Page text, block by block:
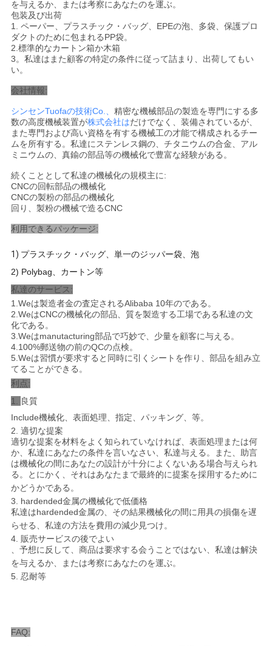
プ
ラ
イ
バ
シ
ー
ポ
リ
シ
ー
を与えるか、または考察にあなたのを運ぶ。
包装及び出荷
1. ペーパー、プラスチック・バッグ、EPEの泡、多袋、保護プロ
ダクトのために包まれるPP袋。
2.標準的なカートン箱か木箱
3。私達はまた顧客の特定の条件に従って詰まり、出荷してもい
い。
会社情報:
シンセンTuofaの技術Co.、 精密な機械部品の製造を専門にする多
数の高度機械装置が株式会社はだけでなく、装備されているが、
また専門および高い資格を有する機械工の才能で構成されるチー
ムを所有する。私達にステンレス鋼の、チタニウムの合金、アル
ミニウムの、真鍮の部品等の機械化で豊富な経験がある。
続くこととして私達の機械化の規模主に:
CNCの回転部品の機械化
CNCの製粉の部品の機械化
回り、製粉の機械で造るCNC
利用できるパッケージ:
1) プラスチック・バッグ、単一のジッパー袋、泡
2) Polybag、カートン等
私達のサービス:
1.Weは製造者金の査定されるAlibaba 10年のである。
2.WeはCNCの機械化の部品、質を製造する工場である私達の文
化である。
3.Weはmanutacturing部品で巧妙で、少量を顧客に与える。
4.100%郵送物の前のQCの点検。
5.Weは習慣が要求すると同時に引くシートを作り、部品を組み立
てることができる。
利点:
1. 良質
Include機械化、表面処理、指定、パッキング、等。
2. 適切な提案
適切な提案を材料をよく知られていなければ、表面処理または何
か、私達にあなたの条件を言いなさい、私達与える。また、助言
は機械化の間にあなたの設計が十分によくないある場合与えられ
る。とにかく、それはあなたまで最終的に提案を採用するために
かどうかである。
3. hardended金属の機械化で低価格
私達はhardended金属の、その結果機械化の間に用具の損傷を遅
らせる、私達の方法を費用の減少見つけ。
4. 販売サービスの後でよい
、予想に反して、商品は要求する会うことではない、私達は解決
を与えるか、または考察にあなたのを運ぶ。
5. 忍耐等
FAQ: